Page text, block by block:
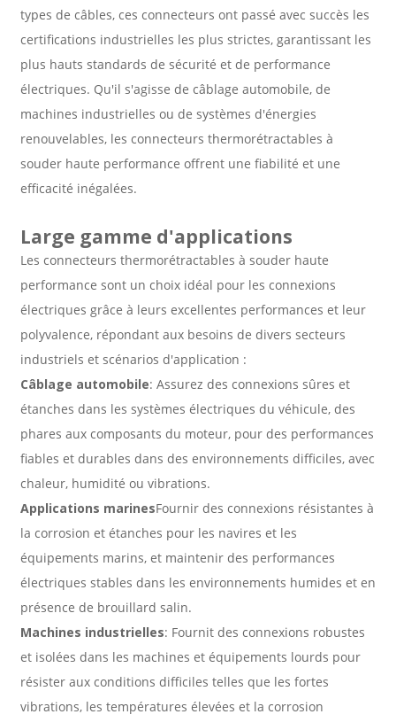
types de câbles, ces connecteurs ont passé avec succès les
certifications industrielles les plus strictes, garantissant les
plus hauts standards de sécurité et de performance
électriques. Qu'il s'agisse de câblage automobile, de
machines industrielles ou de systèmes d'énergies
renouvelables, les connecteurs thermorétractables à
souder haute performance offrent une fiabilité et une
efficacité inégalées.
Large gamme d'applications
Les connecteurs thermorétractables à souder haute
performance sont un choix idéal pour les connexions
électriques grâce à leurs excellentes performances et leur
polyvalence, répondant aux besoins de divers secteurs
industriels et scénarios d'application :
Câblage automobile: Assurez des connexions sûres et
étanches dans les systèmes électriques du véhicule, des
phares aux composants du moteur, pour des performances
fiables et durables dans des environnements difficiles, avec
chaleur, humidité ou vibrations.
Applications marinesFournir des connexions résistantes à
la corrosion et étanches pour les navires et les
équipements marins, et maintenir des performances
électriques stables dans les environnements humides et en
présence de brouillard salin.
Machines industrielles: Fournit des connexions robustes
et isolées dans les machines et équipements lourds pour
résister aux conditions difficiles telles que les fortes
vibrations, les températures élevées et la corrosion